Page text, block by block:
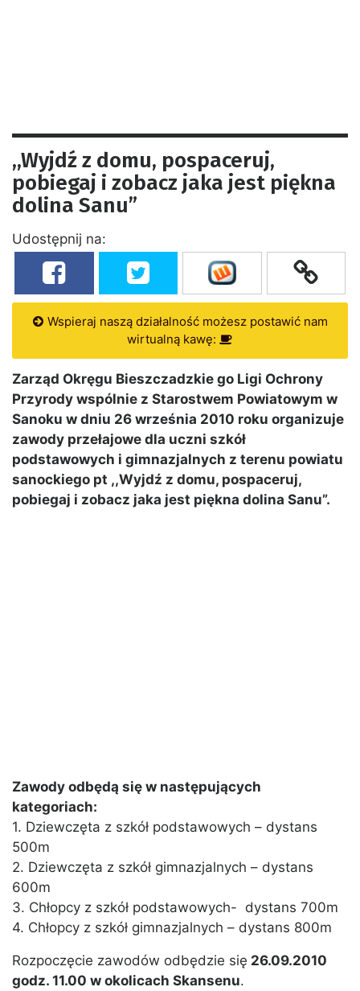
,,Wyjdź z domu, pospaceruj,
pobiegaj i zobacz jaka jest piękna
dolina Sanu”
Udostępnij na:
Wspieraj naszą działalność możesz postawić nam
wirtualną kawę:
Zarząd Okręgu Bieszczadzkie go Ligi Ochrony
Przyrody wspólnie z Starostwem Powiatowym w
Sanoku w dniu 26 września 2010 roku organizuje
zawody przełajowe dla uczni szkół
podstawowych i gimnazjalnych z terenu powiatu
sanockiego pt ,,Wyjdź z domu, pospaceruj,
pobiegaj i zobacz jaka jest piękna dolina Sanu”.
Zawody odbędą się w następujących
kategoriach:
1. Dziewczęta z szkół podstawowych – dystans
500m
2. Dziewczęta z szkół gimnazjalnych – dystans
600m
3. Chłopcy z szkół podstawowych- dystans 700m
4. Chłopcy z szkół gimnazjalnych – dystans 800m
Rozpoczęcie zawodów odbędzie się 26.09.2010
godz. 11.00 w okolicach Skansenu.